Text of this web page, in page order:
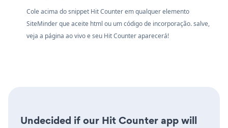
Cole acima do snippet Hit Counter em qualquer elemento
SiteMinder que aceite html ou um código de incorporação. salve,
veja a página ao vivo e seu Hit Counter aparecerá!
Undecided if our Hit Counter app will